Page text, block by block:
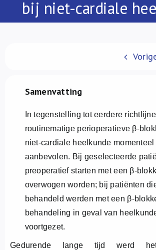
Vorming
Over ons
bij niet-cardiale
Samenvatting
In tegenstelling tot eerdere
routinematige perioperatieve β-
niet-cardiale heelkunde momenteel
aanbevolen. Bij geselecteerde
preoperatief starten met een β-
overwogen worden; bij patiënten
behandeld werden met een β-
behandeling in geval van
voortgezet.
Gedurende lange tijd werd het